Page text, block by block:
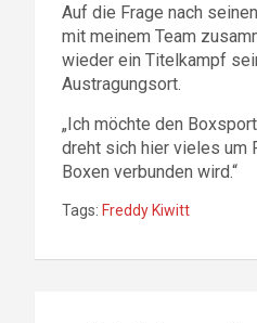
Auf die Frage nach
mit meinem Team
wieder ein Titelkampf
Austragungsort.
„Ich möchte den
dreht sich hier vieles um
Boxen verbunden wird.“
Tags: Freddy Kiwitt